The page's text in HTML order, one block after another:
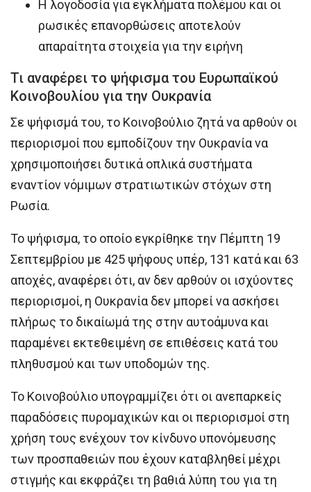
Η λογοδοσία για εγκλήματα πολέμου και οι
ρωσικές επανορθώσεις αποτελούν
απαραίτητα στοιχεία για την ειρήνη
Τι αναφέρει το ψήφισμα του Ευρωπαϊκού
Κοινοβουλίου για την Ουκρανία
Σε ψήφισμά του, το Κοινοβούλιο ζητά να αρθούν οι
περιορισμοί που εμποδίζουν την Ουκρανία να
χρησιμοποιήσει δυτικά οπλικά συστήματα
εναντίον νόμιμων στρατιωτικών στόχων στη
Ρωσία.
Το ψήφισμα, το οποίο εγκρίθηκε την Πέμπτη 19
Σεπτεμβρίου με 425 ψήφους υπέρ, 131 κατά και 63
αποχές, αναφέρει ότι, αν δεν αρθούν οι ισχύοντες
περιορισμοί, η Ουκρανία δεν μπορεί να ασκήσει
πλήρως το δικαίωμά της στην αυτοάμυνα και
παραμένει εκτεθειμένη σε επιθέσεις κατά του
πληθυσμού και των υποδομών της.
Το Κοινοβούλιο υπογραμμίζει ότι οι ανεπαρκείς
παραδόσεις πυρομαχικών και οι περιορισμοί στη
χρήση τους ενέχουν τον κίνδυνο υπονόμευσης
των προσπαθειών που έχουν καταβληθεί μέχρι
στιγμής και εκφράζει τη βαθιά λύπη του για τη